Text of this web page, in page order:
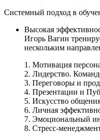
Системный подход в
Высокая
Игорь Вагин
нескольким
1. Мотивация
2. Лидерство.
3. Переговоры и
4. Презентации и
5. Искусство
6. Личная
7. Эмоциональный
8. Стресс-